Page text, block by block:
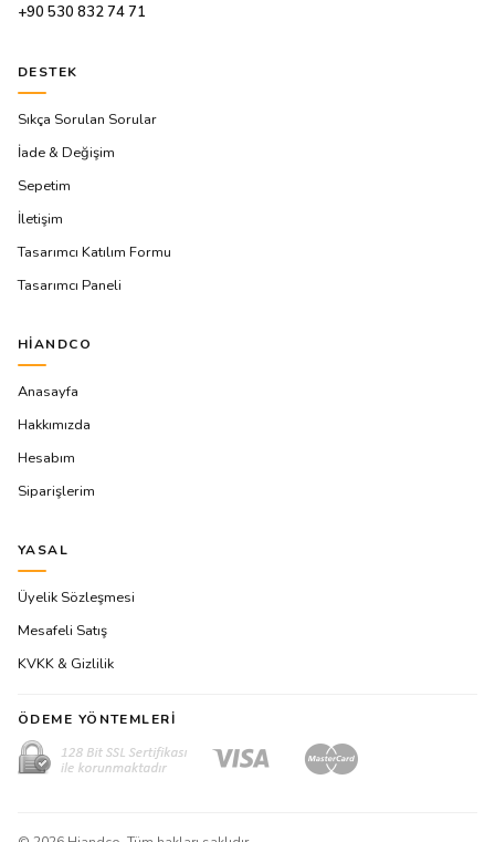
+90 530 832 74 71
DESTEK
Sıkça Sorulan Sorular
İade & Değişim
Sepetim
İletişim
Tasarımcı Katılım Formu
Tasarımcı Paneli
HIANDCO
Anasayfa
Hakkımızda
Hesabım
Siparişlerim
YASAL
Üyelik Sözleşmesi
Mesafeli Satış
KVKK & Gizlilik
ÖDEME YÖNTEMLERI